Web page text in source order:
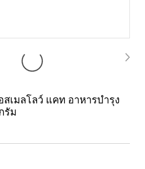
สเมลโลว์ แคท อาหารบำรุง
รัม